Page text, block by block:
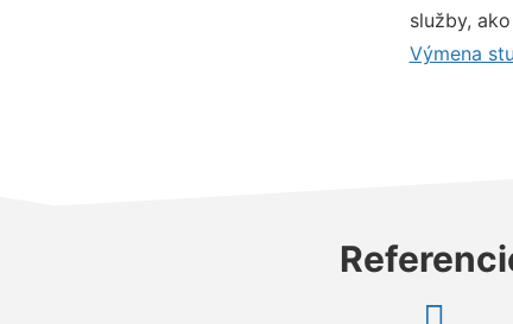
služby,
Výmena